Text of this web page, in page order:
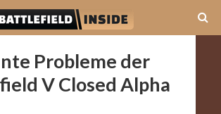
Probleme der
V Closed Alpha